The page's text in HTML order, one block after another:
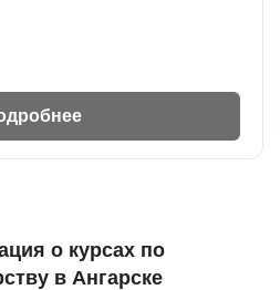
о курсах по
в Ангарске